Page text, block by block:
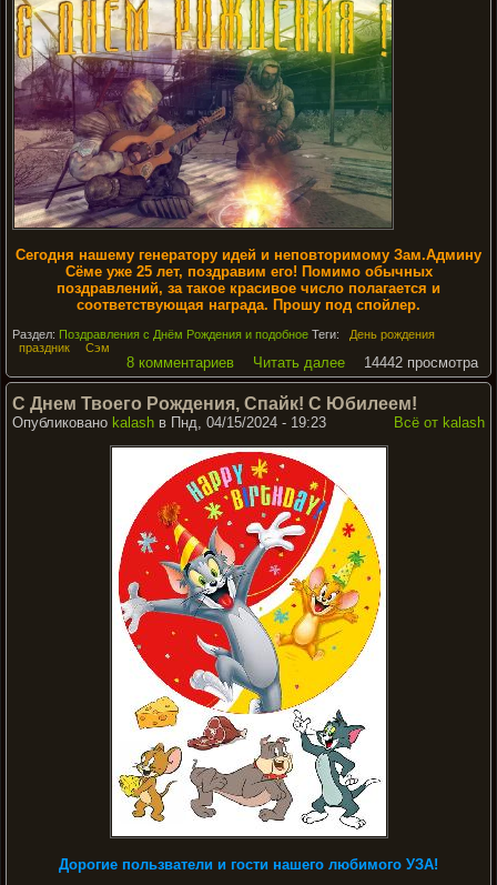
Сегодня нашему генератору идей и неповторимому Зам.Админу
Сёме уже 25 лет, поздравим его! Помимо обычных
поздравлений, за такое красивое число полагается и
соответствующая награда. Прошу под спойлер.
Раздел: Поздравления с Днём Рождения и подобное Теги:
День рождения
праздник
Сэм
8 комментариев Читать далее 14442 просмотра
С Днем Твоего Рождения, Спайк! С Юбилеем!
Всё от kalash
Опубликовано kalash в Пнд, 04/15/2024 - 19:23
Дорогие пользватели и гости нашего любимого УЗА!